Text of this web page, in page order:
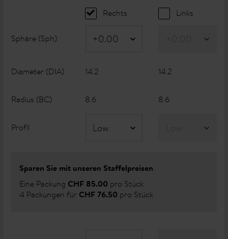
Rechts Links
Sphäre (Sph)
Diameter (DIA) 14.2 14.2
Radius (BC) 8.6 8.6
Profil
Sparen Sie mit unseren Staffelpreisen
Eine Packung CHF 85.00 pro Stück
4 Packungen für CHF 76.50 pro Stück